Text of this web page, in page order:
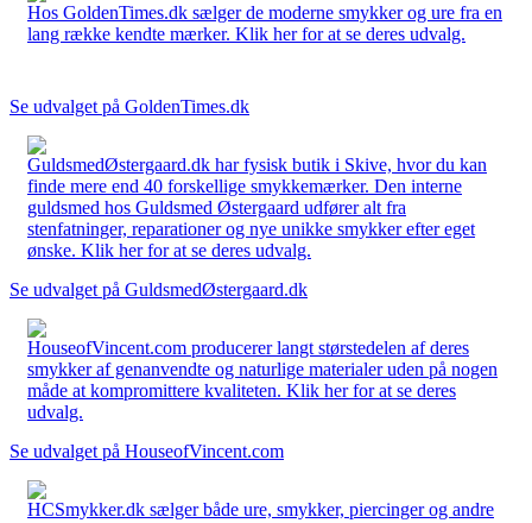
Hos GoldenTimes.dk sælger de moderne smykker og ure fra en
lang række kendte mærker. Klik her for at se deres udvalg.
Se udvalget på GoldenTimes.dk
GuldsmedØstergaard.dk har fysisk butik i Skive, hvor du kan
finde mere end 40 forskellige smykkemærker. Den interne
guldsmed hos Guldsmed Østergaard udfører alt fra
stenfatninger, reparationer og nye unikke smykker efter eget
ønske. Klik her for at se deres udvalg.
Se udvalget på GuldsmedØstergaard.dk
HouseofVincent.com producerer langt størstedelen af deres
smykker af genanvendte og naturlige materialer uden på nogen
måde at kompromittere kvaliteten. Klik her for at se deres
udvalg.
Se udvalget på HouseofVincent.com
HCSmykker.dk sælger både ure, smykker, piercinger og andre